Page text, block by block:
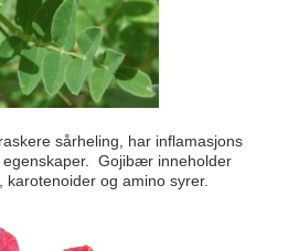
sårheling, har inflamasjons
Gojibær inneholder
karotenoider og amino syrer.